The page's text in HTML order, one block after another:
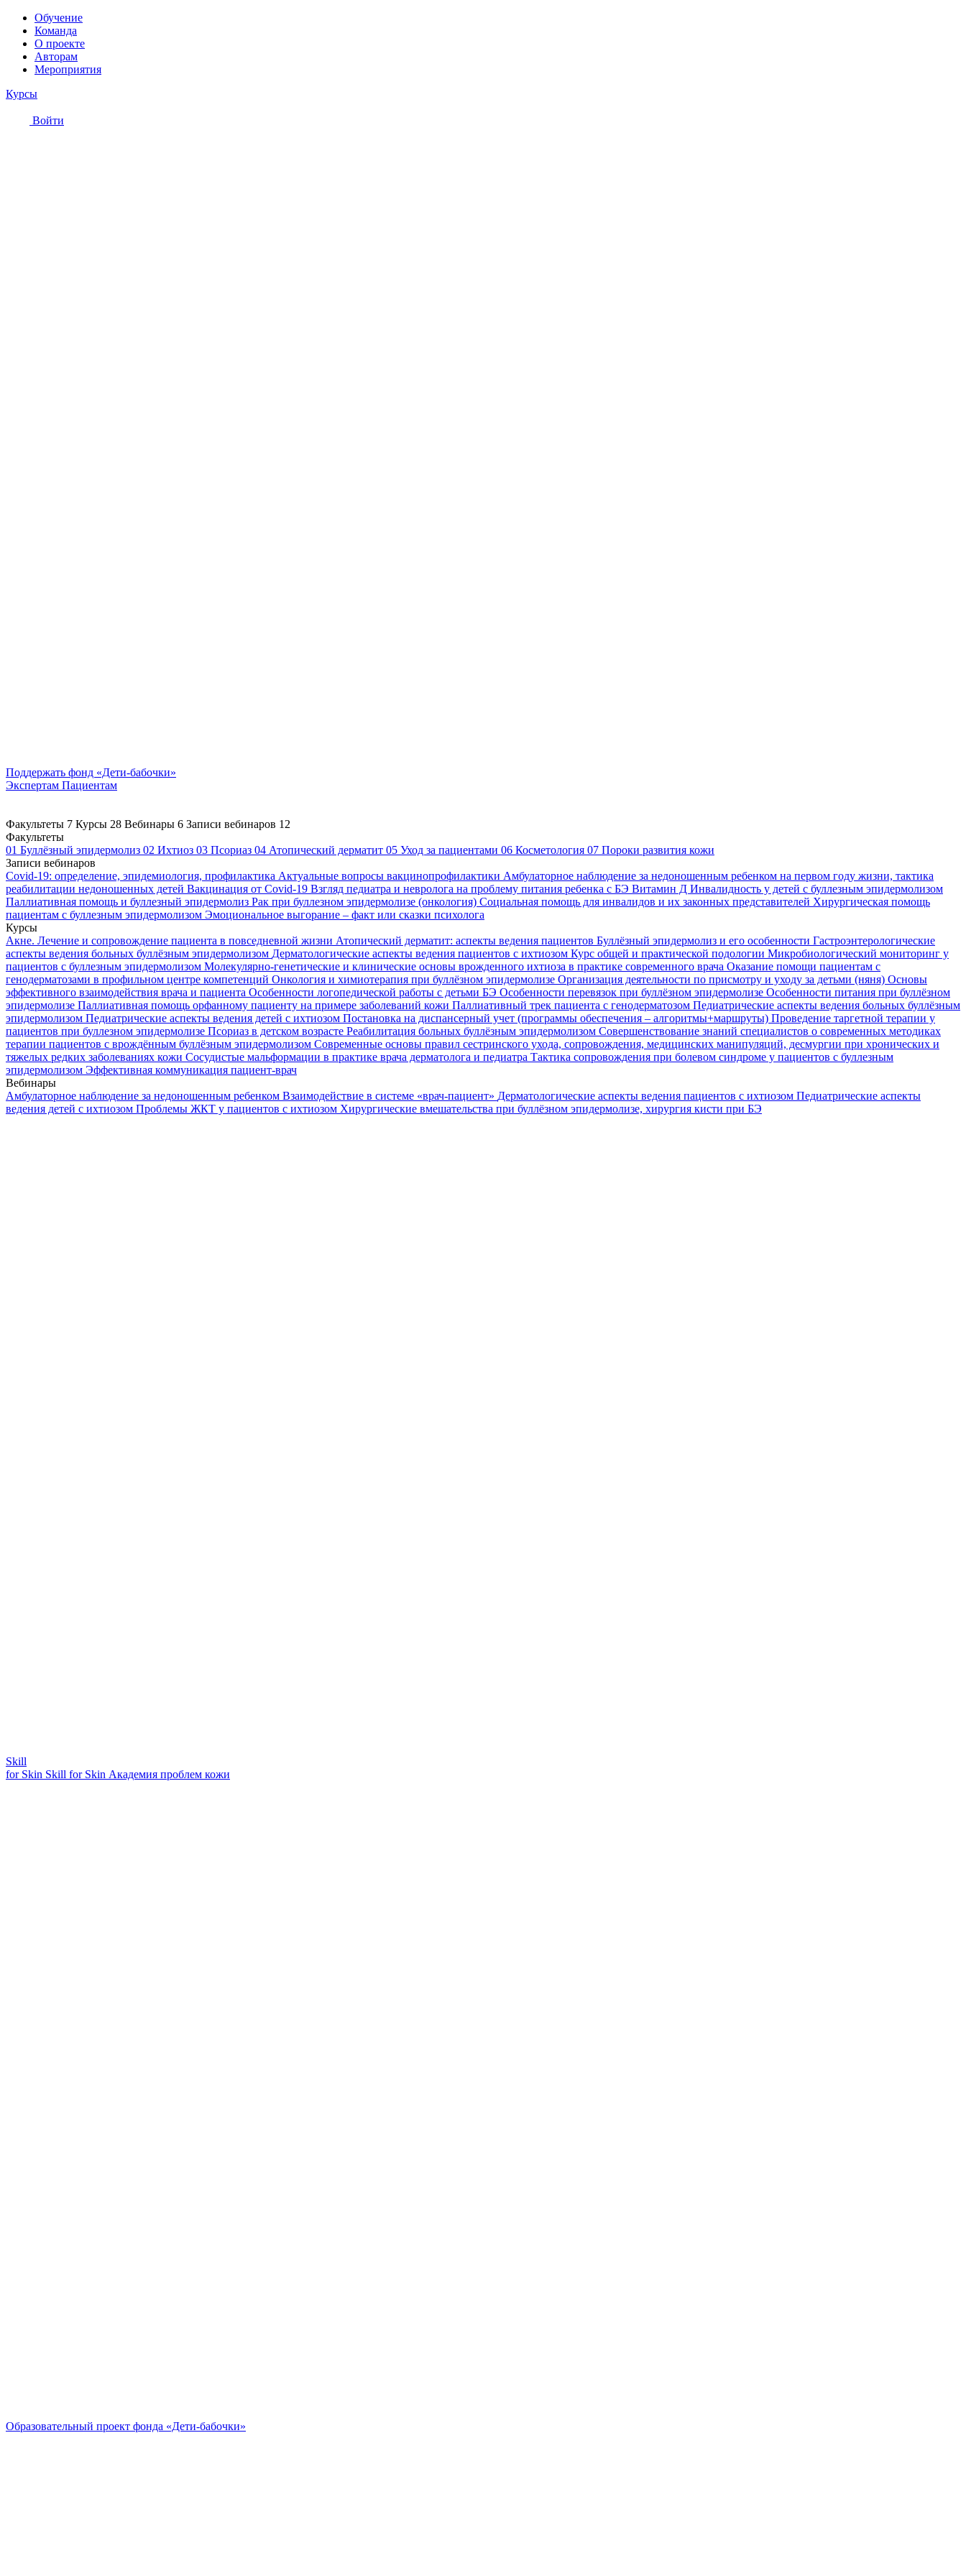
Обучение
Команда
О проекте
Авторам
Мероприятия
Курсы
Войти
Поддержать фонд «Дети-бабочки»
Экспертам Пациентам
Факультеты 7 Курсы 28 Вебинары 6 Записи вебинаров 12
Факультеты
01 Буллёзный эпидермолиз 02 Ихтиоз 03 Псориаз 04 Атопический дерматит 05 Уход за пациентами 06 Косметология 07 Пороки развития кожи
Записи вебинаров
Covid-19: определение, эпидемиология, профилактика Актуальные вопросы вакцинопрофилактики Амбулаторное наблюдение за недоношенным ребенком на первом году жизни, тактика
реабилитации недоношенных детей Вакцинация от Covid-19 Взгляд педиатра и невролога на проблему питания ребенка с БЭ Витамин Д Инвалидность у детей с буллезным эпидермолизом
Паллиативная помощь и буллезный эпидермолиз Рак при буллезном эпидермолизе (онкология) Социальная помощь для инвалидов и их законных представителей Хирургическая помощь
пациентам с буллезным эпидермолизом Эмоциональное выгорание – факт или сказки психолога
Курсы
Акне. Лечение и сопровождение пациента в повседневной жизни Атопический дерматит: аспекты ведения пациентов Буллёзный эпидермолиз и его особенности Гастроэнтерологические
аспекты ведения больных буллёзным эпидермолизом Дерматологические аспекты ведения пациентов с ихтиозом Курс общей и практической подологии Микробиологический мониторинг у
пациентов с буллезным эпидермолизом Молекулярно-генетические и клинические основы врожденного ихтиоза в практике современного врача Оказание помощи пациентам с
генодерматозами в профильном центре компетенций Онкология и химиотерапия при буллёзном эпидермолизе Организация деятельности по присмотру и уходу за детьми (няня) Основы
эффективного взаимодействия врача и пациента Особенности логопедической работы с детьми БЭ Особенности перевязок при буллёзном эпидермолизе Особенности питания при буллёзном
эпидермолизе Паллиативная помощь орфанному пациенту на примере заболеваний кожи Паллиативный трек пациента с генодерматозом Педиатрические аспекты ведения больных буллёзным
эпидермолизом Педиатрические аспекты ведения детей с ихтиозом Постановка на диспансерный учет (программы обеспечения – алгоритмы+маршруты) Проведение таргетной терапии у
пациентов при буллезном эпидермолизе Псориаз в детском возрасте Реабилитация больных буллёзным эпидермолизом Совершенствование знаний специалистов о современных методиках
терапии пациентов с врождённым буллёзным эпидермолизом Современные основы правил сестринского ухода, сопровождения, медицинских манипуляций, десмургии при хронических и
тяжелых редких заболеваниях кожи Сосудистые мальформации в практике врача дерматолога и педиатра Тактика сопровождения при болевом синдроме у пациентов с буллезным
эпидермолизом Эффективная коммуникация пациент-врач
Вебинары
Амбулаторное наблюдение за недоношенным ребенком Взаимодействие в системе «врач-пациент» Дерматологические аспекты ведения пациентов с ихтиозом Педиатрические аспекты
ведения детей с ихтиозом Проблемы ЖКТ у пациентов с ихтиозом Хирургические вмешательства при буллёзном эпидермолизе, хирургия кисти при БЭ
Skill
for Skin Skill for Skin Академия проблем кожи
Образовательный проект фонда «Дети-бабочки»